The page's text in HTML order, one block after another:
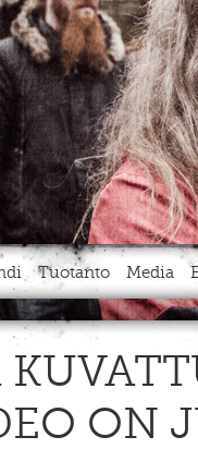
Tuotanto Media
ON